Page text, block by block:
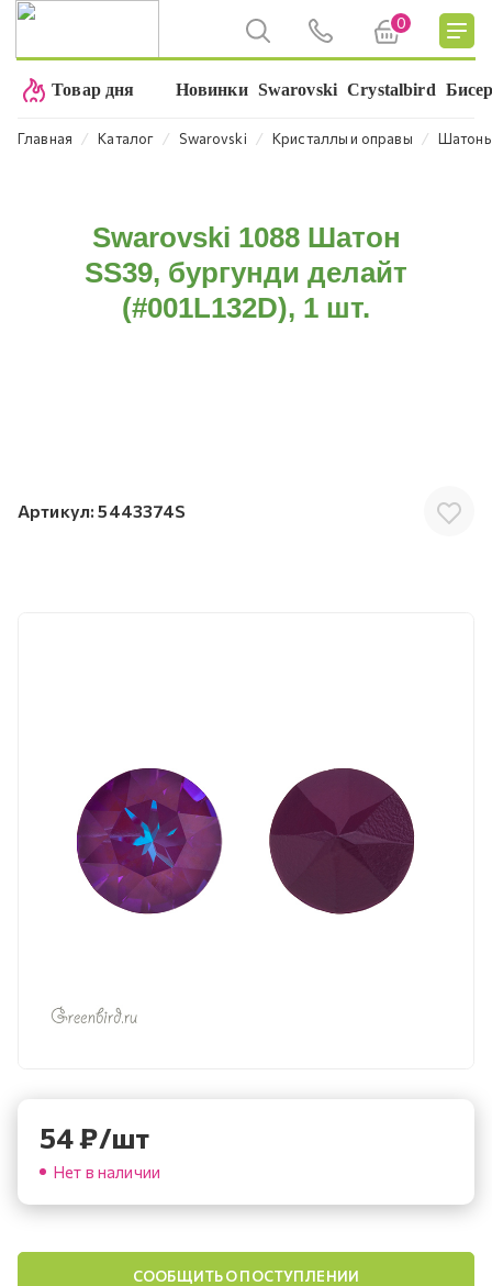
0
Товар дня Новинки Swarovski Crystalbird
Главная ⁄ Каталог ⁄ Swarovski ⁄ Кристаллы и оправы ⁄
Swarovski 1088 Шатон
SS39, бургунди делайт
(#001L132D), 1 шт.
Артикул: 5443374S
54₽/шт
Нет в наличии
СООБЩИТЬ О ПОСТУПЛЕНИИ